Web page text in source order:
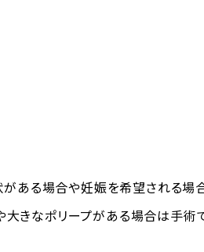
ある場合や妊娠を希望される場
きなポリープがある場合は手術